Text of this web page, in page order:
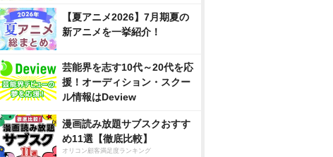
【夏アニメ2026】7月期夏の
新アニメを一挙紹介！
芸能界を志す10代～20代を応
援！オーディション・スクー
ル情報はDeview
漫画読み放題サブスクおすす
め11選【徹底比較】
オリコン顧客満足度ランキング